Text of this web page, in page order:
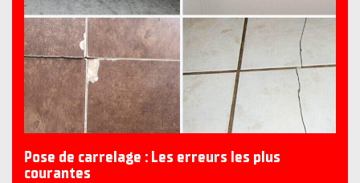
Pose de carrelage : Les erreurs les plus
courantes